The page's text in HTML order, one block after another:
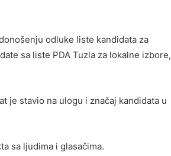
odluke liste kandidata za
sa liste PDA Tuzla za lokalne izbore,
je stavio na ulogu i značaj kandidata u
sa ljudima i glasačima.